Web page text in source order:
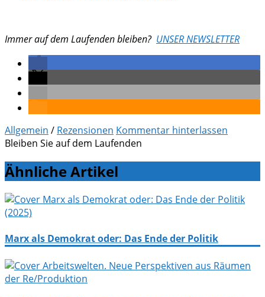
Immer auf dem Laufenden bleiben? UNSER NEWSLETTER
Allgemein / Rezensionen Kommentar hinterlassen
Bleiben Sie auf dem Laufenden
Ähnliche Artikel
Marx als Demokrat oder: Das Ende der Politik